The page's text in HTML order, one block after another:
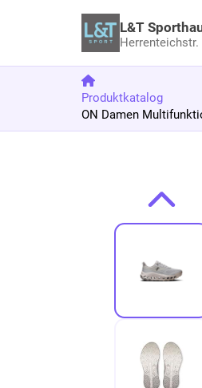
L&T
Herrenteichstr.
Produktkatalog
ON Damen
Zur Produktbeschreibung